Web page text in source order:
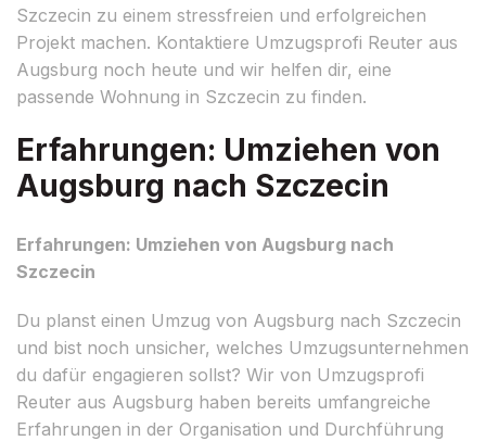
Szczecin zu einem stressfreien und erfolgreichen
Projekt machen. Kontaktiere Umzugsprofi Reuter aus
Augsburg noch heute und wir helfen dir, eine
passende Wohnung in Szczecin zu finden.
Erfahrungen: Umziehen von
Augsburg nach Szczecin
Erfahrungen: Umziehen von Augsburg nach
Szczecin
Du planst einen Umzug von Augsburg nach Szczecin
und bist noch unsicher, welches Umzugsunternehmen
du dafür engagieren sollst? Wir von Umzugsprofi
Reuter aus Augsburg haben bereits umfangreiche
Erfahrungen in der Organisation und Durchführung